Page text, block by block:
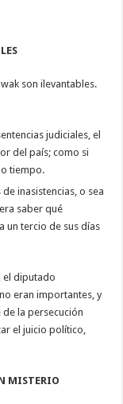
son ilevantables.
judiciales, el
del país; como si
tiempo.
inasistencias, o sea
saber qué
un tercio de sus días
el diputado
eran importantes, y
la persecución
el juicio político,
MISTERIO